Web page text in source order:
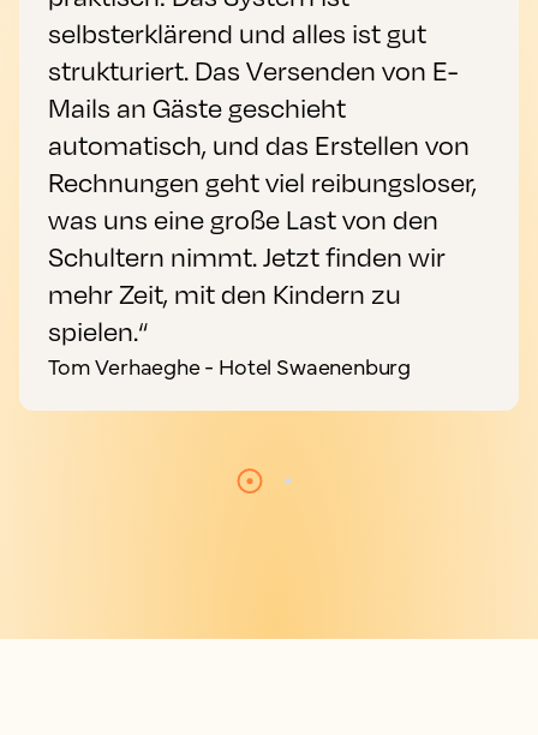
selbsterklärend und alles ist gut
strukturiert. Das Versenden von E-
Mails an Gäste geschieht
automatisch, und das Erstellen von
Rechnungen geht viel reibungsloser,
was uns eine große Last von den
Schultern nimmt. Jetzt finden wir
mehr Zeit, mit den Kindern zu
spielen.“
Tom Verhaeghe - Hotel Swaenenburg